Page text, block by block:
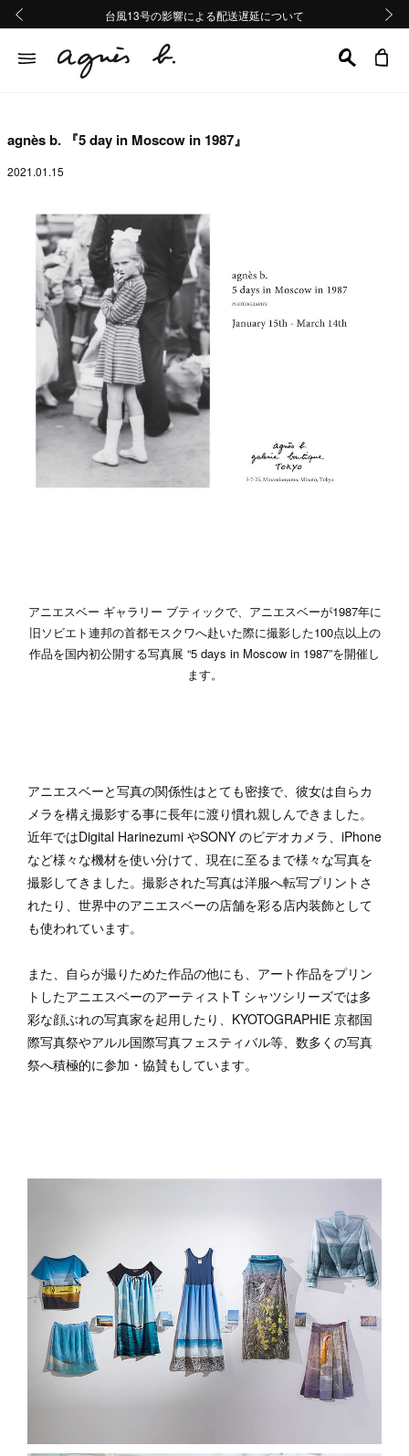
熊本地域地震の影響による配送遅延について
Summer Sale 2buy10%OFF!!
台風13号の影響による配送遅延について
熊本地域地震の影響による配送遅延について
Summer Sale 2buy10%OFF!!
agnès b. 『5 day in Moscow in 1987』
2021.01.15
アニエスベー ギャラリー ブティックで、アニエスベーが1987年に
旧ソビエト連邦の首都モスクワへ赴いた際に撮影した100点以上の
作品を国内初公開する写真展 “5 days in Moscow in 1987”を開催し
ます。
アニエスベーと写真の関係性はとても密接で、彼女は自らカ
メラを構え撮影する事に長年に渡り慣れ親しんできました。
近年ではDigital Harinezumi やSONY のビデオカメラ、iPhone
など様々な機材を使い分けて、現在に至るまで様々な写真を
撮影してきました。撮影された写真は洋服へ転写プリントさ
れたり、世界中のアニエスベーの店舗を彩る店内装飾として
も使われています。
また、自らが撮りためた作品の他にも、アート作品をプリン
トしたアニエスベーのアーティストT シャツシリーズでは多
彩な顔ぶれの写真家を起用したり、KYOTOGRAPHIE 京都国
際写真祭やアルル国際写真フェスティバル等、数多くの写真
祭へ積極的に参加・協賛もしています。